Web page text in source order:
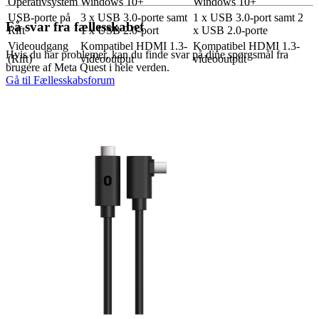
USB-porte på
Rift
3 x USB 3.0-porte samt
1 x USB 2.0-port
1 x USB 3.0-port samt 2
x USB 2.0-porte
Videoudgang
(Rift)
Kompatibel HDMI 1.3-
videooutput
Kompatibel HDMI 1.3-
videooutput
Få svar fra fællesskabet
Hvis du har problemer, kan du finde svar på dine spørgsmål fra
brugere af Meta Quest i hele verden.
Gå til Fællesskabsforum